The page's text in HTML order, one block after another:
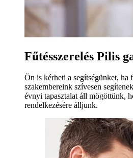
Fűtésszerelés Pilis
Ön is kérheti a segítségünket, ha
szakembereink szívesen
évnyi tapasztalat áll mögöttünk,
rendelkezésére álljunk.